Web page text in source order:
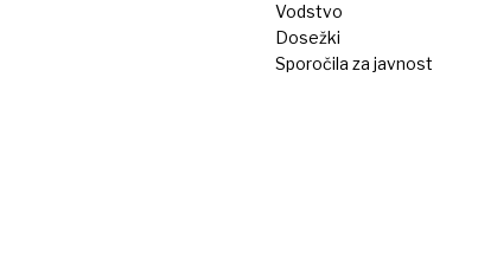
Vodstvo
Dosežki
Sporočila za javnost